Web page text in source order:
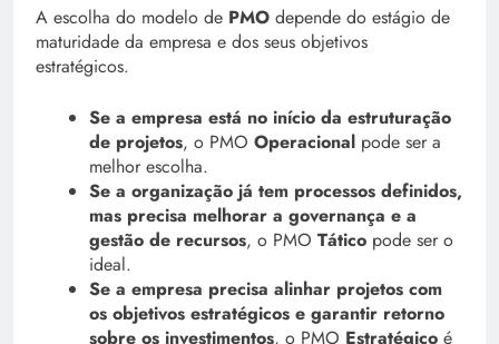
A escolha do modelo de PMO depende do estágio de
maturidade da empresa e dos seus objetivos
estratégicos.
Se a empresa está no início da estruturação
de projetos, o PMO Operacional pode ser a
melhor escolha.
Se a organização já tem processos definidos,
mas precisa melhorar a governança e a
gestão de recursos, o PMO Tático pode ser o
ideal.
Se a empresa precisa alinhar projetos com
os objetivos estratégicos e garantir retorno
sobre os investimentos, o PMO Estratégico é